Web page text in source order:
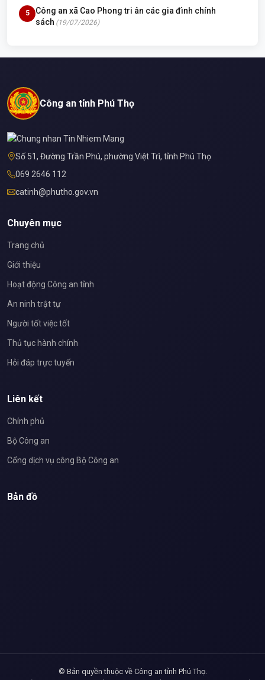
5
Công an xã Cao Phong tri ân các gia đình chính
sách (19/07/2026)
Công an tỉnh Phú Thọ
Số 51, Đường Trần Phú, phường Việt Trì, tỉnh Phú Thọ
069 2646 112
catinh@phutho.gov.vn
Chuyên mục
Trang chủ
Giới thiệu
Hoạt động Công an tỉnh
An ninh trật tự
Người tốt việc tốt
Thủ tục hành chính
Hỏi đáp trực tuyến
Liên kết
Chính phủ
Bộ Công an
Cổng dịch vụ công Bộ Công an
Bản đồ
© Bản quyền thuộc về Công an tỉnh Phú Thọ.